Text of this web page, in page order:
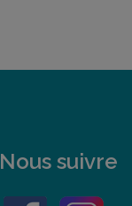
Nous suivre